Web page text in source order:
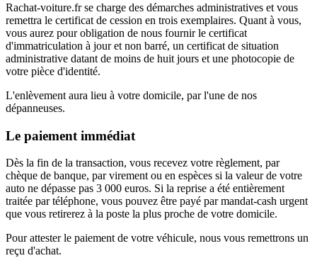
Rachat-voiture.fr se charge des démarches administratives et vous
remettra le certificat de cession en trois exemplaires. Quant à vous,
vous aurez pour obligation de nous fournir le certificat
d'immatriculation à jour et non barré, un certificat de situation
administrative datant de moins de huit jours et une photocopie de
votre pièce d'identité.
L'enlèvement aura lieu à votre domicile, par l'une de nos
dépanneuses.
Le paiement immédiat
Dès la fin de la transaction, vous recevez votre règlement, par
chèque de banque, par virement ou en espèces si la valeur de votre
auto ne dépasse pas 3 000 euros. Si la reprise a été entièrement
traitée par téléphone, vous pouvez être payé par mandat-cash urgent
que vous retirerez à la poste la plus proche de votre domicile.
Pour attester le paiement de votre véhicule, nous vous remettrons un
reçu d'achat.